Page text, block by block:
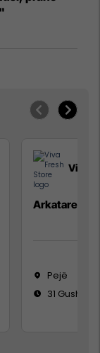
Viva
Arkatare
Pejë
31 Gusht